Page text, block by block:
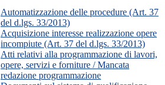
Automatizzazione delle procedure (Art. 37
del d.lgs. 33/2013)
Acquisizione interesse realizzazione opere
incompiute (Art. 37 del d.lgs. 33/2013)
Atti relativi alla programmazione di lavori,
opere, servizi e forniture / Mancata
redazione programmazione